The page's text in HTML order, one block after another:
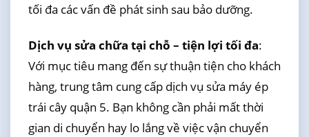
tối đa các vấn đề phát sinh sau bảo dưỡng.
Dịch vụ sửa chữa tại chỗ – tiện lợi tối đa:
Với mục tiêu mang đến sự thuận tiện cho khách
hàng, trung tâm cung cấp dịch vụ sửa máy ép
trái cây quận 5. Bạn không cần phải mất thời
gian di chuyển hay lo lắng về việc vận chuyển